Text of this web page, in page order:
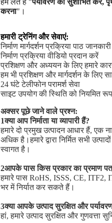
हम लेते हैं "पर्यावरण को सुशोभित करें,
करना"।
हमारी ट्रेनिंग और सेवाएं:
निर्माण मार्गदर्शन प्रक्रिया पाठ
निर्माण प्रक्रिया वीडियो प्रदान करें
प्रशिक्षण और अध्ययन के लिए हमारे
हम भी प्रशिक्षण और मार्गदर्शन के लिए
24 घंटे टेलीफोन परामर्श सेवा
साइट उपयोग की स्थिति को नियमित
अक्सर पूछे जाने वाले प्रश्न:
1क्या आप निर्माता या व्यापारी हैं?
हमारे दो प्रमुख उत्पादन आधार हैं, एक
अधिक है।हमारे द्वारा निर्मित सभी
स्वागत है।
2आपके पास किस प्रकार का प्रमाण
हमारे पास RoHS, ISSS, CE, ITF2,
भर में निर्यात कर सकते हैं।
3क्या आपके उत्पाद सुरक्षित और
हां, हमारे उत्पाद सुरक्षित और गुणवत्ता